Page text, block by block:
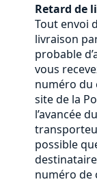
Retard de
Tout envoi
livraison
probable
vous
numéro du
site de la
l’avancée
possible
numéro de